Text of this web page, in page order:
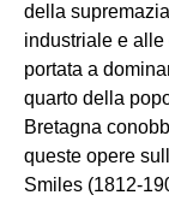
della
industriale e
portata a
quarto della
Bretagna
queste opere
Smiles (1812-